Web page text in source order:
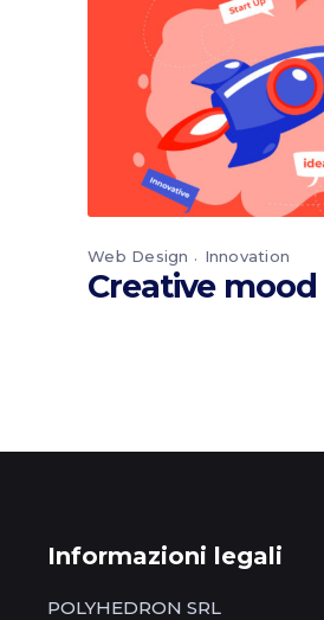
Web Design Innovation
Creative mood
Informazioni legali
POLYHEDRON SRL